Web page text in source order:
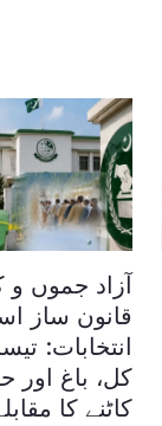
آزاد جموں و
قانون ساز
انتخابات:
کل، باغ اور
کاٹنے کا